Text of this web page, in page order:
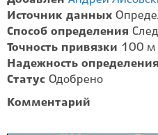
Источник данных
Способ определения
Точность привязки 100 м
Надежность определения
Статус Одобрено
Комментарий